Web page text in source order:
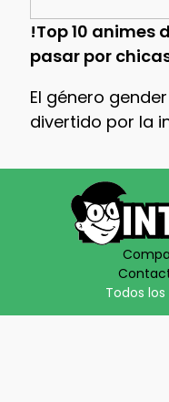
!Top 10 animes
pasar por
El género
divertido por la
Todos